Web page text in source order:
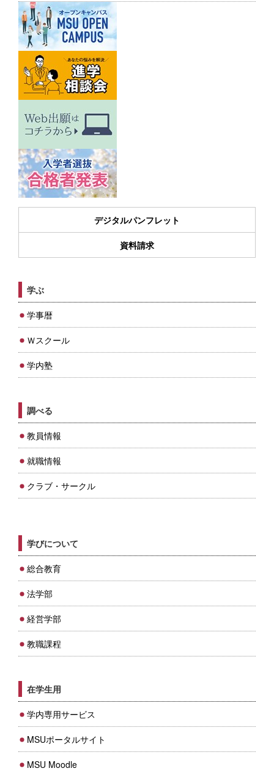
デジタルパンフレット
資料請求
学ぶ
学事暦
Ｗスクール
学内塾
調べる
教員情報
就職情報
クラブ・サークル
学びについて
総合教育
法学部
経営学部
教職課程
在学生用
学内専用サービス
MSUポータルサイト
MSU Moodle